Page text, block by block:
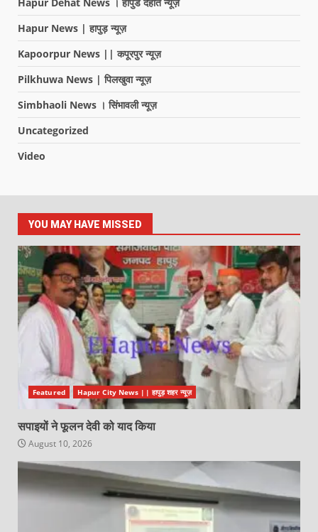
Hapur News | हापुड़ न्यूज़
Kapoorpur News || कपूरपुर न्यूज़
Pilkhuwa News | पिलखुवा न्यूज़
Simbhaoli News । सिंभावली न्यूज़
Uncategorized
Video
YOU MAY HAVE MISSED
Featured Hapur City News || हापुड़ शहर न्यूज़
सपाइयों ने फूलन देवी को याद किया
August 10, 2026